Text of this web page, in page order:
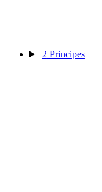
2 Principes